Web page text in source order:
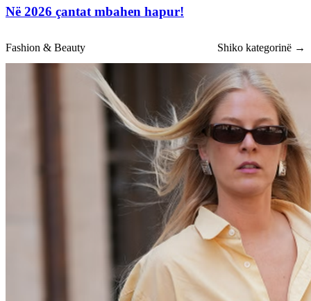
Në 2026 çantat mbahen hapur!
Fashion & Beauty Shiko kategorinë →